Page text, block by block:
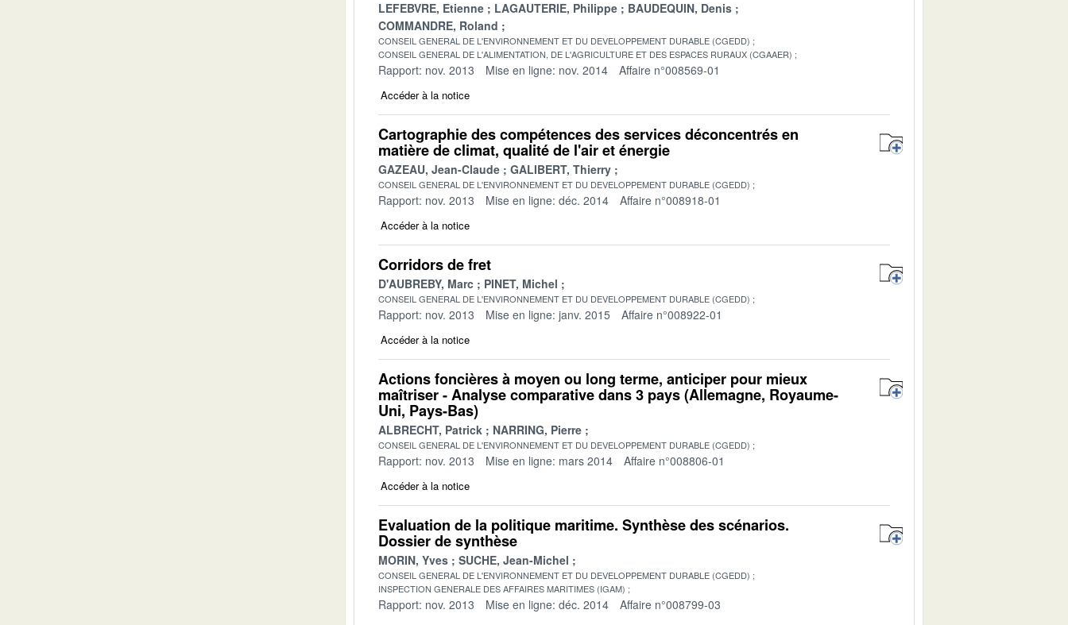
LEFEBVRE, Etienne LAGAUTERIE, Philippe
BAUDEQUIN, Denis
COMMANDRE, Roland
CONSEIL GENERAL DE L'ENVIRONNEMENT ET DU DEVELOPPEMENT DURABLE (CGEDD)
CONSEIL GENERAL DE L'ALIMENTATION, DE L'AGRICULTURE ET DES ESPACES RURAUX (CGAAER)
Rapport: nov. 2013 Mise en ligne: nov. 2014 Affaire n°008569-01
Accéder à la notice
Cartographie des compétences des services déconcentrés en
matière de climat, qualité de l'air et énergie
GAZEAU, Jean-Claude GALIBERT, Thierry
CONSEIL GENERAL DE L'ENVIRONNEMENT ET DU DEVELOPPEMENT DURABLE (CGEDD)
Rapport: nov. 2013 Mise en ligne: déc. 2014 Affaire n°008918-01
Accéder à la notice
Corridors de fret
D'AUBREBY, Marc PINET, Michel
CONSEIL GENERAL DE L'ENVIRONNEMENT ET DU DEVELOPPEMENT DURABLE (CGEDD)
Rapport: nov. 2013 Mise en ligne: janv. 2015 Affaire n°008922-01
Accéder à la notice
Actions foncières à moyen ou long terme, anticiper pour mieux
maîtriser - Analyse comparative dans 3 pays (Allemagne, Royaume-
Uni, Pays-Bas)
ALBRECHT, Patrick NARRING, Pierre
CONSEIL GENERAL DE L'ENVIRONNEMENT ET DU DEVELOPPEMENT DURABLE (CGEDD)
Rapport: nov. 2013 Mise en ligne: mars 2014 Affaire n°008806-01
Accéder à la notice
Evaluation de la politique maritime. Synthèse des scénarios.
Dossier de synthèse
MORIN, Yves SUCHE, Jean-Michel
CONSEIL GENERAL DE L'ENVIRONNEMENT ET DU DEVELOPPEMENT DURABLE (CGEDD)
INSPECTION GENERALE DES AFFAIRES MARITIMES (IGAM)
Rapport: nov. 2013 Mise en ligne: déc. 2014 Affaire n°008799-03